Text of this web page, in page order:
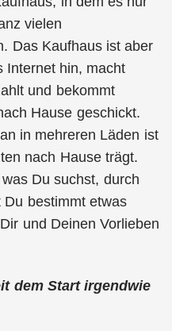
vielen
Das Kaufhaus ist aber
Internet hin, macht
und bekommt
Hause geschickt.
in mehreren Läden ist
nach Hause trägt.
Du suchst, durch
bestimmt etwas
und Deinen Vorlieben
dem Start irgendwie